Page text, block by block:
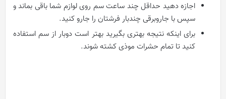
اجازه دهید حداقل چند ساعت سم روی لوازم شما باقی بماند و
سپس با جاروبرقی چندبار فرشتان را جارو کنید.
برای اینکه نتیجه بهتری بگیرید بهتر است دوبار از سم استفاده
کنید تا تمام حشرات موذی کشته شوند.